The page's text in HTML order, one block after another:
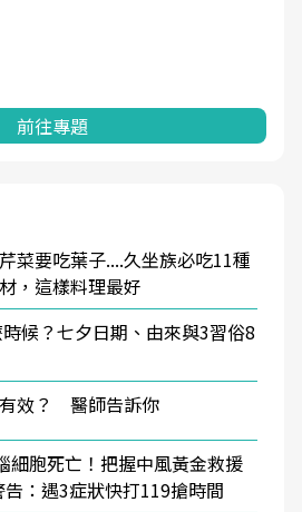
前往專題
菜要吃葉子....久坐族必吃11種
，這樣料理最好
候？七夕日期、由來與3習俗8
效？ 醫師告訴你
細胞死亡！把握中風黃金救援
：遇3症狀快打119搶時間